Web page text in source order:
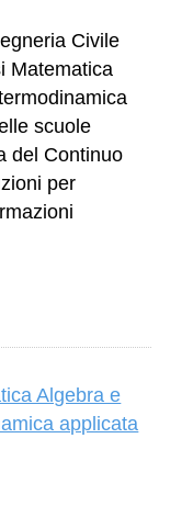
Civile
Matematica
scuole
del Continuo
per
Algebra e
applicata